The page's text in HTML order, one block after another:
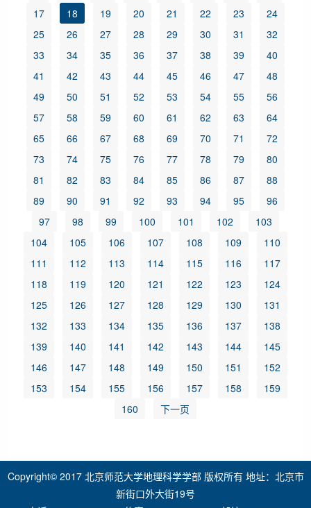
17
18 19 20 21 22 23
24
25
26 27 28 29 30 31
32
33
34 35 36 37 38 39
40
41
42 43 44 45 46 47
48
49
50 51 52 53 54 55
56
57
58 59 60 61 62 63
64
65
66 67 68 69 70 71
72
73
74 75 76 77 78 79
80
81
82 83 84 85 86 87
88
89
90 91 92 93 94 95
96
97
98 99 100 101 102
103
104
105 106 107 108 109
110
111
112 113 114 115 116
117
118
119 120 121 122 123
124
125
126 127 128 129 130
131
132
133 134 135 136 137
138
139
140 141 142 143 144
145
146
147 148 149 150 151
152
153
154 155 156 157 158
159
160
下一页
Copyright© 2017 北京师范大学地理科学学部 版权所有 地址：北京市
新街口外大街19号